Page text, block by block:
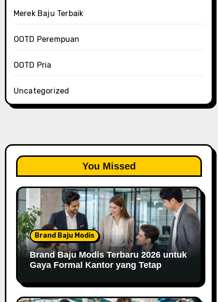
Merek Baju Terbaik
OOTD Perempuan
OOTD Pria
Uncategorized
You Missed
Brand Baju Modis
Brand Baju Modis Terbaru 2026 untuk
Gaya Formal Kantor yang Tetap